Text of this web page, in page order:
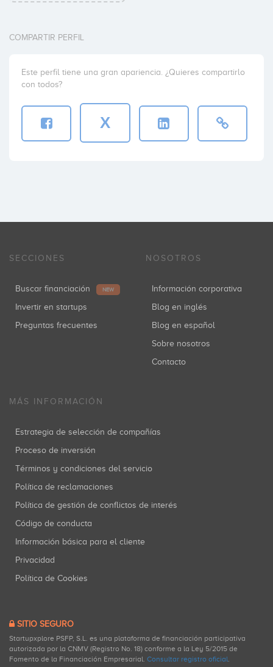
COMPARTIR PERFIL
Este perfil tiene una gran apariencia. ¿Quieres compartirlo
con todos?
X
SECCIONES
Buscar financiación NEW
Invertir en startups
Preguntas frecuentes
NOSOTROS
Información corporativa
Blog en inglés
Blog en español
Sobre nosotros
Contacto
MÁS INFORMACIÓN
Estrategia de selección de compañías
Proceso de inversión
Términos y condiciones del servicio
Política de reclamaciones
Política de gestión de conflictos de interés
Código de conducta
Información básica para el cliente
Privacidad
Política de Cookies
SITIO SEGURO
Startupxplore PSFP, S.L. es una plataforma de financiación participativa
autorizada por la CNMV (Registro No. 18) conforme a la Ley 5/2015 de
Fomento de la Financiación Empresarial. Consultar registro oficial.